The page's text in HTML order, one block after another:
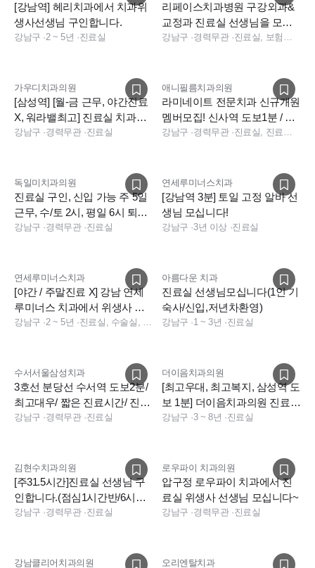
[강남역] 헤리치과에서 치과위
생사선생님 구인합니다.
강남구 ·2 ~ 5년 ·진료실
리페이스치과병원 구강외과&
교정과 진료실 선생님을 모십
니다
강남구 ·경력무관· 진료실, 보험청구, 상담
가우디치과의원
[삼성역] [월-금 근무, 야간진료
X, 워라밸최고] 진료실 치과위
생사 선생님 구인합니다.
강남구 ·경력무관·진료실
애니필름치과의원
라미네이트 전문치과 신규개원
멤버모집! 신사역 도보1분 / 주
32시간(주4.5일) 근무
강남구 ·경력무관· 진료실, 진료팀장, 상담
독일미치과의원
진료실 구인, 신입 가능 주 5일
근무, 수/토 2시, 평일 6시 퇴근,
첫해 연차13일
강남구 ·경력무관·진료실
연세루미너스치과
[강남역 3분] 토일 고정 알바 선
생님 모십니다!
강남구 ·3년 이상 ·진료실
연세루미너스치과
[야간 / 주말진료 X] 강남 연세
루미너스 치과에서 위생사 선
생님을 구합니다.
강남구 ·2 ~ 5년 · 진료실, 수술실, 소독실
아름다운 치과
진료실 선생님모십니다(1인 기
숙사/신입,저년차환영)
강남구 ·1 ~ 3년 ·진료실
수서서울삼성치과
3호선 분당선 수서역 도보2분/
최고대우/ 짧은 진료시간/ 진료
실 2명 충원합니다
강남구 ·경력무관·진료실
더이음치과의원
[최고우대, 최고복지, 삼성역 도
보 1분] 더이음치과의원 진료실
선생님 구인
강남구 ·3 ~ 8년 ·진료실
김현수치과의원
[주31.5시간]진료실 선생님 구
인합니다.(점심1시간반/6시퇴
근/야간없음)
강남구 ·경력무관·진료실
로우파이 치과의원
압구정 로우파이 치과에서 진
료실 위생사 선생님 모십니다~
강남구 ·경력무관·진료실
강남클리어치과의원 오리엔탈치과